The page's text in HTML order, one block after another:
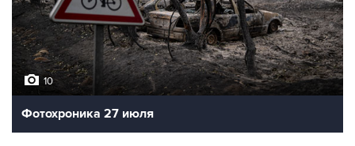
10
Фотохроника 27 июля